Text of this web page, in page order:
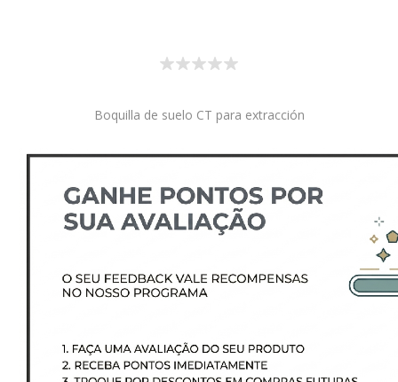
Boquilla de suelo CT para extracción